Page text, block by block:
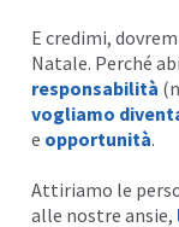
E credimi,
Natale. Perché
responsabilità
vogliamo
e opportunità.
Attiriamo le
alle nostre ansie,